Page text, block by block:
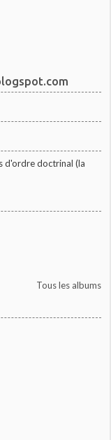
d'ordre doctrinal (la
Tous les albums